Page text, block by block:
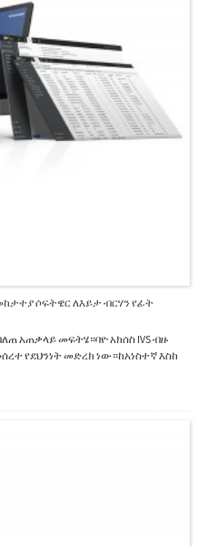
ሶፍትዌር ለእይታ ብርሃን የፊት
አጠቃላይ መፍትሄ።ባዮ አክሰስ IVS ብዙ
የደህንነት መድረክ ነው።ከአነስተኛ እስከ
የተትረፈረፈ ተግባር ይሰጣል፡ የሰራተኞች
የቪዲዮ ክትትል፣ የስርዓት አስተዳደር።